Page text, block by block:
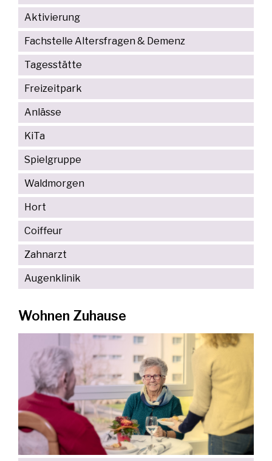
Aktivierung
Fachstelle Altersfragen & Demenz
Tagesstätte
Freizeitpark
Anlässe
KiTa
Spielgruppe
Waldmorgen
Hort
Coiffeur
Zahnarzt
Augenklinik
Wohnen Zuhause